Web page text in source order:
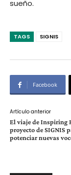
sueño.
TAGS SIGNIS
Facebook
Artículo anterior
El viaje de Inspiring
proyecto de SIGNIS
potenciar nuevas